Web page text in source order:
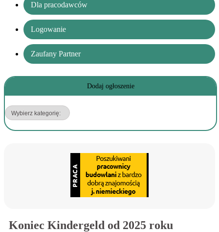
Dla pracodawców
Logowanie
Zaufany Partner
Dodaj ogłoszenie
Koniec Kindergeld od 2025 roku